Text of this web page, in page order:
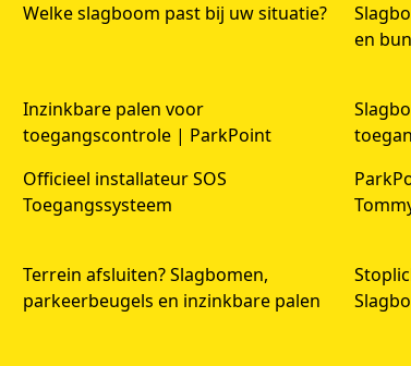
Welke slagboom past bij uw situatie?
en
Inzinkbare palen voor
toegangscontrole | ParkPoint
Officieel installateur SOS
Toegangssysteem
Terrein afsluiten? Slagbomen,
parkeerbeugels en inzinkbare palen